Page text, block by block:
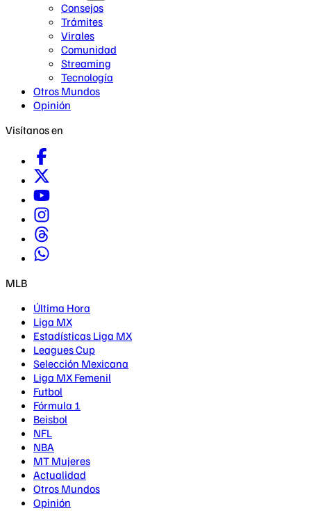
Consejos
Trámites
Virales
Comunidad
Streaming
Tecnología
Otros Mundos
Opinión
Visítanos en
MLB
Última Hora
Liga MX
Estadísticas Liga MX
Leagues Cup
Selección Mexicana
Liga MX Femenil
Futbol
Fórmula 1
Beisbol
NFL
NBA
MT Mujeres
Actualidad
Otros Mundos
Opinión